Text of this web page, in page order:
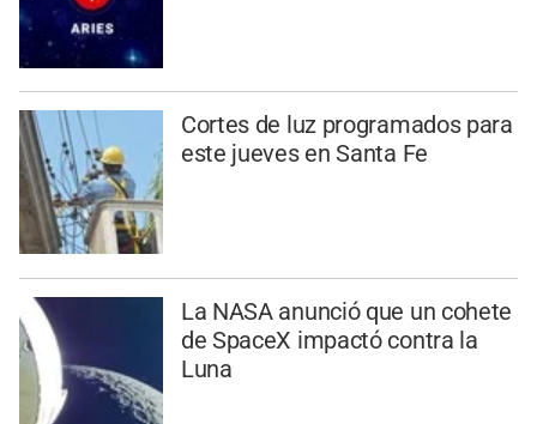
Cortes de luz programados para
este jueves en Santa Fe
La NASA anunció que un cohete
de SpaceX impactó contra la
Luna